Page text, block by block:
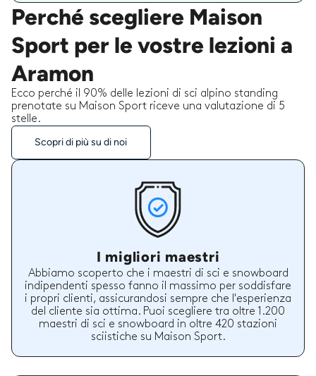
Perché scegliere Maison
Sport per le vostre lezioni a
Aramon
Ecco perché il 90% delle lezioni di sci alpino standing
prenotate su Maison Sport riceve una valutazione di 5
stelle.
Scopri di più su di noi
I migliori maestri
Abbiamo scoperto che i maestri di sci e snowboard
indipendenti spesso fanno il massimo per soddisfare
i propri clienti, assicurandosi sempre che l'esperienza
del cliente sia ottima. Puoi scegliere tra oltre 1.200
maestri di sci e snowboard in oltre 420 stazioni
sciistiche su Maison Sport.